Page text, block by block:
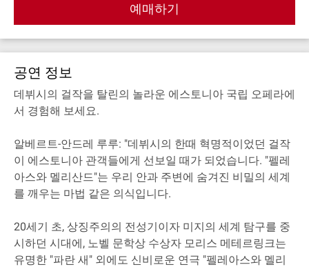
예매하기
공연 정보
데뷔시의 걸작을 탈린의 놀라운 에스토니아 국립 오페라에
서 경험해 보세요.
알베르트-안드레 루루: "데뷔시의 한때 혁명적이었던 걸작
이 에스토니아 관객들에게 선보일 때가 되었습니다. "펠레
아스와 멜리산드"는 우리 안과 주변에 숨겨진 비밀의 세계
를 깨우는 마법 같은 의식입니다.
20세기 초, 상징주의의 전성기이자 미지의 세계 탐구를 중
시하던 시대에, 노벨 문학상 수상자 모리스 메테르링크는
유명한 "파란 새" 외에도 신비로운 연극 "펠레아스와 멜리